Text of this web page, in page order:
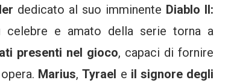
dedicato al suo imminente Diablo II:
celebre e amato della serie torna a
presenti nel gioco, capaci di fornire
Marius,Tyrael e il signore degli